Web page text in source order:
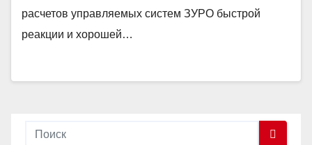
расчетов управляемых систем ЗУРО быстрой
реакции и хорошей…